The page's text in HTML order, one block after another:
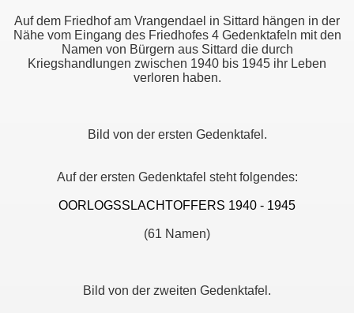
Auf dem Friedhof am Vrangendael in Sittard hängen in der
Nähe vom Eingang des Friedhofes 4 Gedenktafeln mit den
Namen von Bürgern aus Sittard die durch
Kriegshandlungen zwischen 1940 bis 1945 ihr Leben
verloren haben.
Bild von der ersten Gedenktafel.
Auf der ersten Gedenktafel steht folgendes:
OORLOGSSLACHTOFFERS 1940 - 1945
(61 Namen)
Bild von der zweiten Gedenktafel.